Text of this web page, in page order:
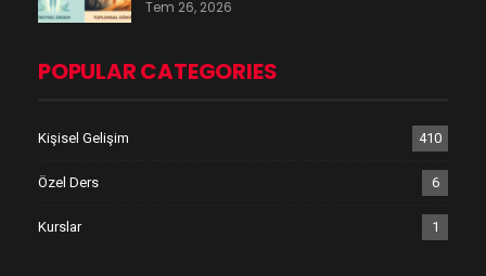
Tem 26, 2026
POPULAR CATEGORIES
Kişisel Gelişim 410
Özel Ders 6
Kurslar 1